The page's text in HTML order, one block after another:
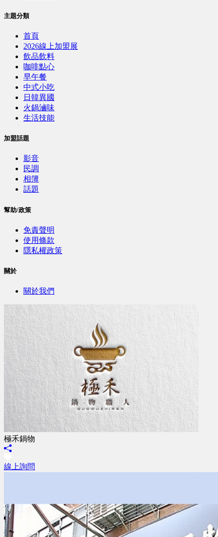
主題分類
首頁
2026線上加盟展
飲品飲料
咖啡點心
早午餐
中式小吃
日韓異國
火鍋滷味
生活技能
加盟話題
影音
民調
相簿
話題
幫助/政策
免責聲明
使用條款
隱私權政策
關於
關於我們
極禾鍋物
線上詢問